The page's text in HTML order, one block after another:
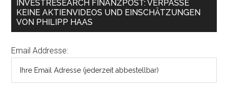
INVESTRESEARCH FINANZPOST: VERPASSE
KEINE AKTIENVIDEOS UND EINSCHÄTZUNGEN
VON PHILIPP HAAS
Email Addresse: